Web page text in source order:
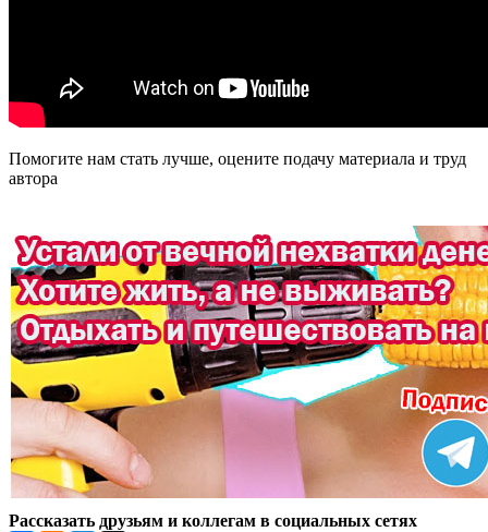
Помогите нам стать лучше, оцените подачу материала и труд
автора
Рассказать друзьям и коллегам в социальных сетях